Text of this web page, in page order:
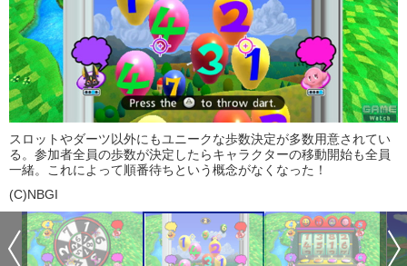
スロットやダーツ以外にもユニークな歩数決定が多数用意されてい
る。参加者全員の歩数が決定したらキャラクターの移動開始も全員
一緒。これによって順番待ちという概念がなくなった！
(C)NBGI